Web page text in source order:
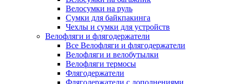
Велосумки на руль
Сумки для байкпакинга
Чехлы и сумки для устройств
Велофляги и флягодержатели
Все Велофляги и флягодержатели
Велофляги и велобутылки
Велофляги термосы
Флягодержатели
Флягодержатели с дополнениями